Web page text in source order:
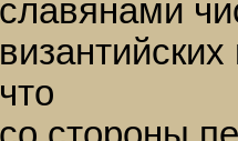
славянами
что